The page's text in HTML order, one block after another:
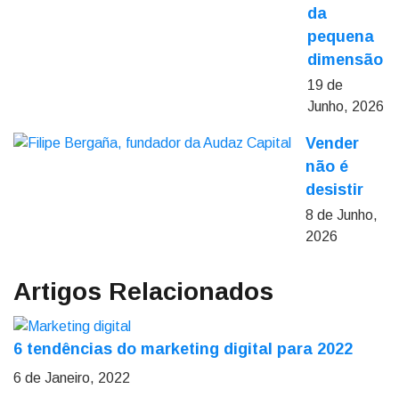
da
pequena
dimensão
19 de
Junho, 2026
Vender
não é
desistir
8 de Junho,
2026
Artigos Relacionados
6 tendências do marketing digital para 2022
6 de Janeiro, 2022